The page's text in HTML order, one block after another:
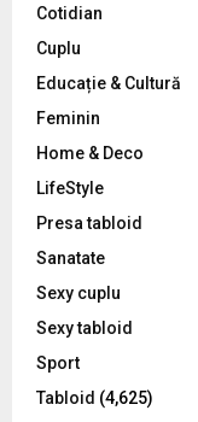
:Cotidian
Cuplu
Educație & Cultură
Feminin
Home & Deco
LifeStyle
Presa tabloid
Sanatate
Sexy cuplu
Sexy tabloid
Sport
Tabloid (4,625)